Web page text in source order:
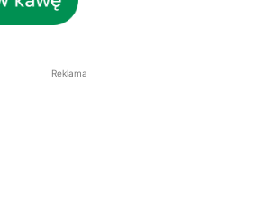
Reklama